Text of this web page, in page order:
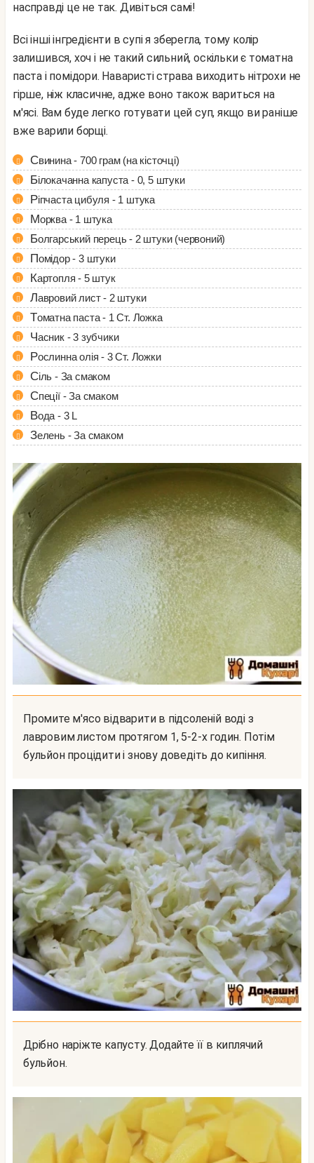
насправді це не так. Дивіться самі!
Всі інші інгредієнти в супі я зберегла, тому колір
залишився, хоч і не такий сильний, оскільки є томатна
паста і помідори. Наваристі страва виходить нітрохи не
гірше, ніж класичне, адже воно також вариться на
м'ясі. Вам буде легко готувати цей суп, якщо ви раніше
вже варили борщі.
Свинина - 700 грам (на кісточці)
Білокачанна капуста - 0, 5 штуки
Ріпчаста цибуля - 1 штука
Морква - 1 штука
Болгарський перець - 2 штуки (червоний)
Помідор - 3 штуки
Картопля - 5 штук
Лавровий лист - 2 штуки
Томатна паста - 1 Ст. Ложка
Часник - 3 зубчики
Рослинна олія - 3 Ст. Ложки
Сіль - За смаком
Спеції - За смаком
Вода - 3 L
Зелень - За смаком
Промите м'ясо відварити в підсоленій воді з
лавровим листом протягом 1, 5-2-х годин. Потім
бульйон процідити і знову доведіть до кипіння.
Дрібно наріжте капусту. Додайте її в киплячий
бульйон.